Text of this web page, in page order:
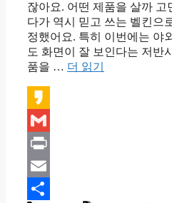
잖아요. 어떤 제품을 살까 고
다가 역시 믿고 쓰는 벨킨으
정했어요. 특히 이번에는 야
도 화면이 잘 보인다는 저반
품을 … 더 읽기
Kakao
Gmail
Print
Email